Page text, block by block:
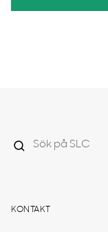
KONTAKT